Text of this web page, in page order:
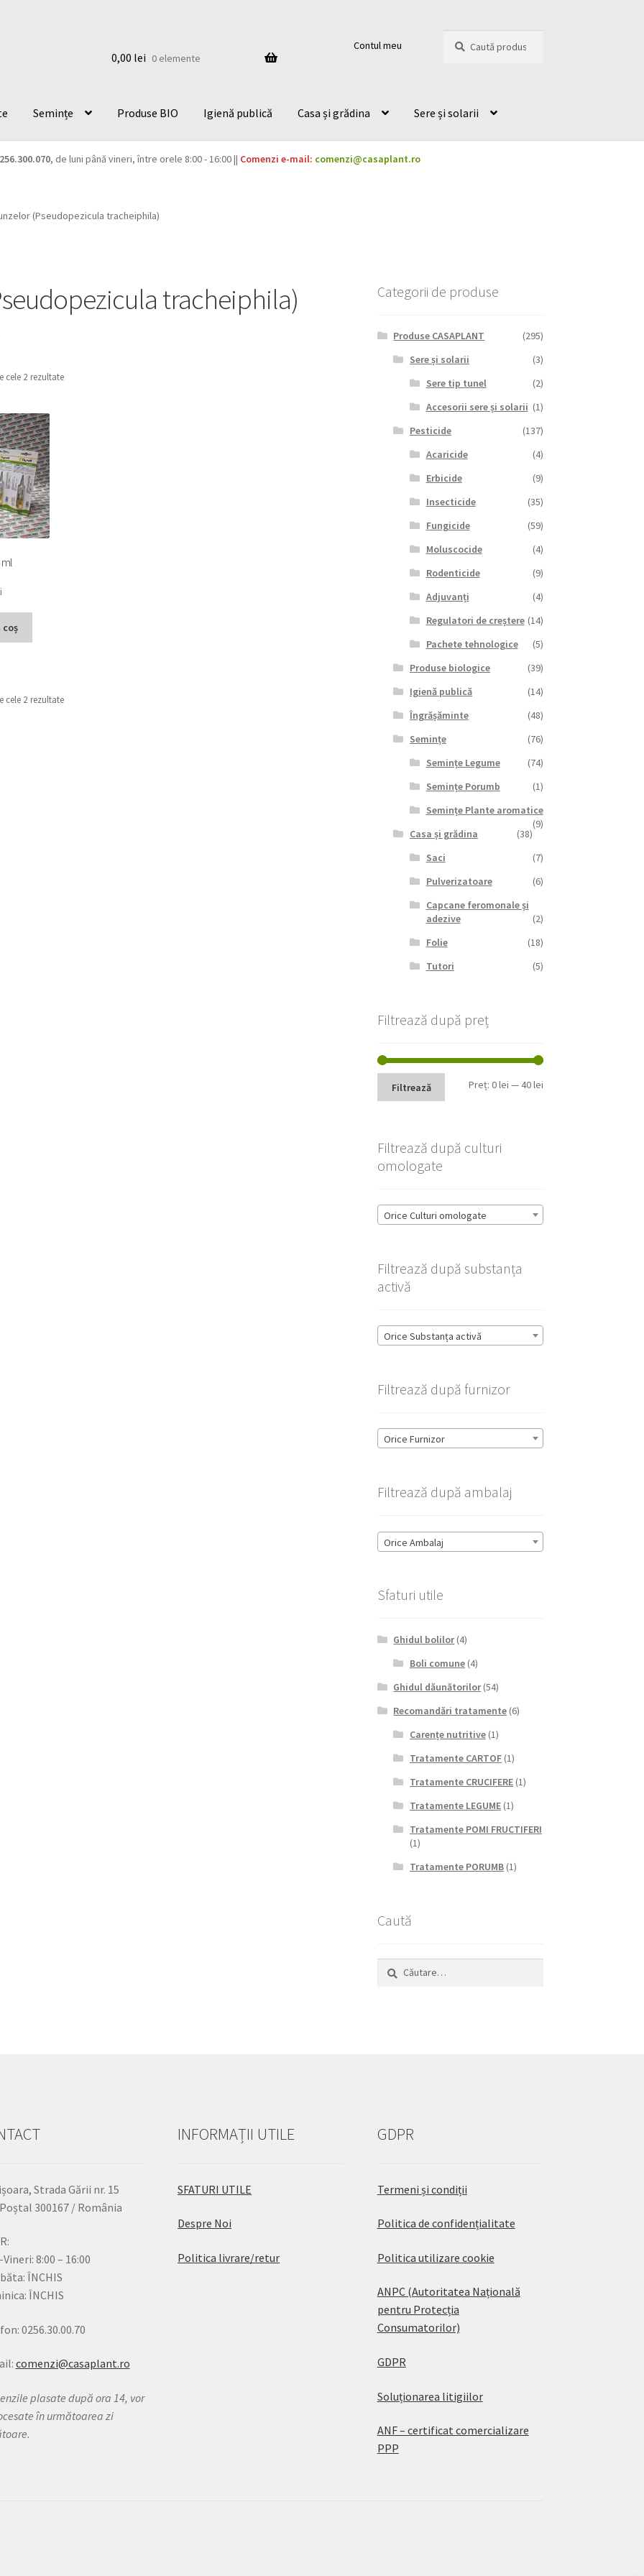
0,00 lei 0 elemente
Contul meu
după:
Semințe Produse BIO Igienă publică Casa și grădina Sere și solarii
, de luni până vineri, între orele 8:00 - 16:00 || Comenzi e-mail: comenzi@casaplant.ro
(Pseudopezicula tracheiphila)
tracheiphila)
cele 2 rezultate
ml
coș
cele 2 rezultate
Categorii de produse
Produse CASAPLANT
(295)
Sere și solarii
(3)
Sere tip tunel
(2)
Accesorii sere și solarii (1)
Pesticide
(137)
Acaricide
(4)
Erbicide
(9)
Insecticide
(35)
Fungicide
(59)
Moluscocide
(4)
Rodenticide
(9)
Adjuvanți
(4)
Regulatori de creștere (14)
Pachete tehnologice
(5)
Produse biologice
(39)
Igienă publică
(14)
Îngrășăminte
(48)
Semințe
(76)
Semințe Legume
(74)
Semințe Porumb
(1)
Semințe Plante aromatice
(9)
Casa și grădina
(38)
Saci
(7)
Pulverizatoare
(6)
Capcane feromonale și
adezive
(2)
Folie
(18)
Tutori
(5)
Filtrează după preț
Preț
Preț
Filtrează Preț: 0 lei —40 lei
Filtrează după culturi
omologate
Orice Culturi omologate
Filtrează după substanța
activă
Orice Substanța activă
Filtrează după furnizor
Orice Furnizor
Filtrează după ambalaj
Orice Ambalaj
Sfaturi utile
Ghidul bolilor(4)
Boli comune(4)
Ghidul dăunătorilor(54)
Recomandări tratamente (6)
Carențe nutritive(1)
Tratamente CARTOF(1)
Tratamente CRUCIFERE(1)
Tratamente LEGUME(1)
Tratamente POMI FRUCTIFERI
(1)
Tratamente PORUMB(1)
Caută
Caută
Strada Gării nr. 15
300167 / România
8:00 – 16:00
ÎNCHIS
ÎNCHIS
0256.30.00.70
comenzi@casaplant.ro
plasate după ora 14, vor
în următoarea zi
INFORMAȚII UTILE
SFATURI UTILE
Despre Noi
Politica livrare/retur
GDPR
Termeni și condiții
Politica de confidențialitate
Politica utilizare cookie
ANPC (Autoritatea Națională
pentru Protecția
Consumatorilor)
GDPR
Soluționarea litigiilor
ANF – certificat comercializare
PPP